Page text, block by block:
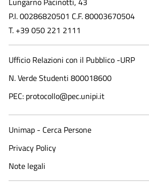
P.I. 00286820501 C.F. 80003670504
T. +39 050 221 2111
Ufficio Relazioni con il Pubblico -URP
N. Verde Studenti 800018600​
PEC: protocollo@pec.unipi.it
Unimap - Cerca Persone
Privacy Policy
Note legali